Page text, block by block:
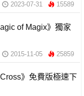
2023-07-31 15589
of Magix》獨家
2015-11-05 25859
》免費版極速下